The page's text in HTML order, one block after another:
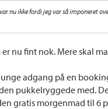
nu ikke fordi jeg var så imponeret
nu fint nok. Mere skal
adgang på en
pukkelryggede med.
gratis morgenmad til 6